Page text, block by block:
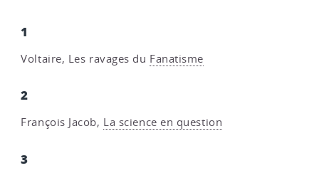
1
Voltaire, Les ravages du Fanatisme
2
François Jacob, La science en question
3